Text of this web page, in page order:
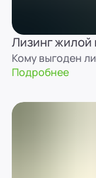
Лизинг жилой
Кому выгоден
Подробнее